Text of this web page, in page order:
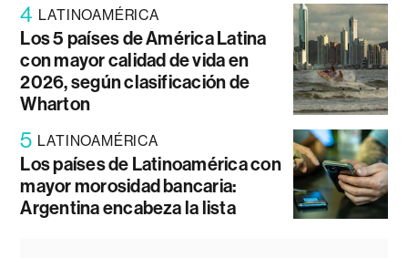
4 LATINOAMÉRICA
Los 5 países de América Latina
con mayor calidad de vida en
2026, según clasificación de
Wharton
5 LATINOAMÉRICA
Los países de Latinoamérica con
mayor morosidad bancaria:
Argentina encabeza la lista